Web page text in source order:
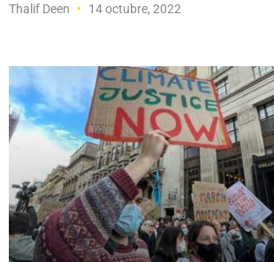
Thalif Deen 14 octubre, 2022